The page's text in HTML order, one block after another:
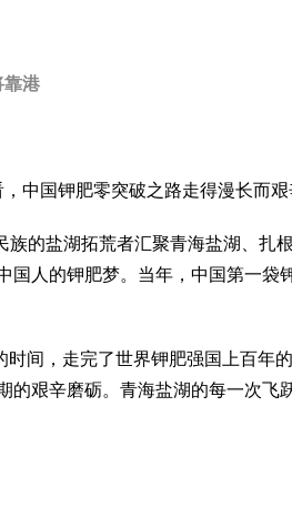
靠港
中国钾肥零突破之路走得漫长而艰
族的盐湖拓荒者汇聚青海盐湖、扎
国人的钾肥梦。当年，中国第一袋
间，走完了世界钾肥强国上百年
的艰辛磨砺。青海盐湖的每一次飞